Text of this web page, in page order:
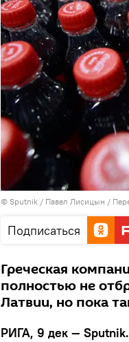
© Sputnik / Павел Лисицын /
Подписаться
Греческая
полностью не
Латвии, но пока
РИГА, 9 дек — Sputnik.